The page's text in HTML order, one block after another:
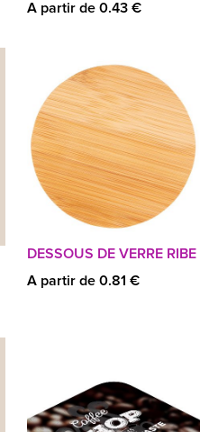
A partir de 0.43 €
DESSOUS DE VERRE RIBE
A partir de 0.81 €